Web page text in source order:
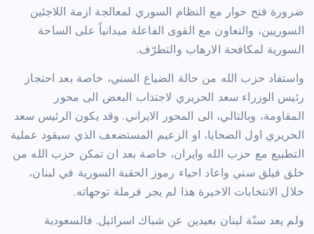
ضرورة فتح حوار مع النظام السوري لمعالجة ازمة اللاجئين
السوريين، والتعاون مع القوى الفاعلة ميدانياً على الساحة
السورية لمكافحة الارهاب والتطرّف.
واستفاد حزب الله من حالة الضياع السني، خاصة بعد احتجاز
رئيس الوزراء سعد الحريري لاجتذاب البعض الى محور
المقاومة، وبالتالي، الى المحور الايراني. وقد يكون الرئيس سعد
الحريري اول الضحايا، او الزعيم المستضعف الذي سيقود عملية
التطبيع مع حزب الله وايران، خاصة بعد ان تمكن حزب الله من
خلق فيلق سني واعاد احياء رموز الحقبة السورية في لبنان،
خلال الانتخابات الاخيرة هذا لم يجر فرملة توجهاته.
ولم يعد سنّة لبنان بعيدين عن شباك اسرائيل. فالسعودية